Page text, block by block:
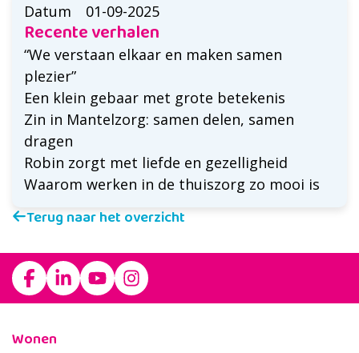
Datum 01-09-2025
Recente verhalen
“We verstaan elkaar en maken samen
plezier”
Een klein gebaar met grote betekenis
Zin in Mantelzorg: samen delen, samen
dragen
Robin zorgt met liefde en gezelligheid
Waarom werken in de thuiszorg zo mooi is
Terug naar het overzicht
Footer
Wonen